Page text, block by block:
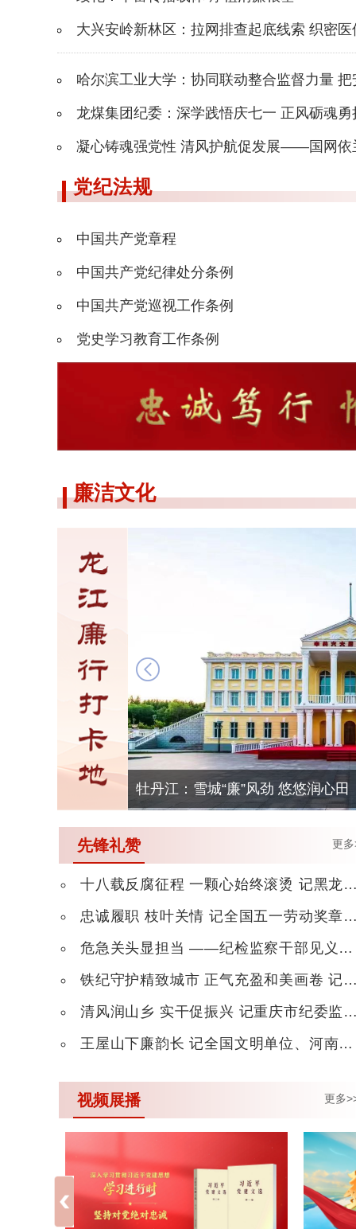
大兴安岭新林区：拉网排查起底线索 织密医
哈尔滨工业大学：协同联动整合监督力量 把安
龙煤集团纪委：深学践悟庆七一 正风砺魂勇
凝心铸魂强党性 清风护航促发展——国网依兰县供电公司召开党风廉政
党纪法规
中国共产党章程
中国共产党纪律处分条例
中国共产党巡视工作条例
党史学习教育工作条例
廉洁文化
牡丹江：雪城“廉”风劲 悠悠润心田
先锋礼赞 更
十八载反腐征程 一颗心始终滚烫 记黑龙江省双鸭山市纪委监委第十一审查调查室主任谭立国
忠诚履职 枝叶关情 记全国五一劳动奖章获得者、辽宁省纪委监委信访室一级主任科员魏林
危急关头显担当 ——纪检监察干部见义勇为群像
铁纪守护精致城市 正气充盈和美画卷 记山东省“铁纪护航”先进集体、威海市环翠区纪委监委
清风润山乡 实干促振兴 记重庆市纪委监委帮扶集团驻乡工作队
王屋山下廉韵长 记全国文明单位、河南省济源产城融合示范区纪工委监察工委
视频展播 更多